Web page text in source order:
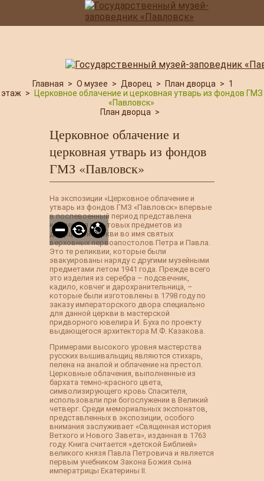
Главная > О музее > Дворец > План дворца > 1
этаж >
Церковное облачение и церковная утварь из фондов ГМЗ
«Павловск»
План дворца >
Церковное облачение и
церковная утварь из фондов
ГМЗ «Павловск»
На экспозиции «Церковное облачение и
утварь из фондов ГМЗ «Павловск» впервые
в послевоенный период представлена
коллекция культовых предметов из
дворцовой церкви во имя святых
верховных первоапостолов Петра и Павла.
Это те реликвии, которые были
эвакуированы наряду с другими музейными
предметами летом 1941 года. Прежде всего
это изделия из серебра – подсвечник,
кадило, ковчег и дарохранительница, –
которые были изготовлены в 1798 году по
заказу императорского двора специально
для данной церкви в мастерской
придворного ювелира И. Буха по проекту
выдающегося архитектора М.Ф. Казакова.
Примерами высокого уровня мастерства
русских вышивальщиц являются стихарь,
пелена на аналой и облачение на престол.
Церковные облачения, выполненные из
бархата темно-красного цвета,
символизирующего кровь Спасителя,
использовали при богослужении в Великий
четверг. Среди мемориальных экспонатов,
представленных в экспозиции, особого
внимания заслуживает «Священная история
Ветхого и Нового Завета», изданная в 1763
году. Книга считается «детской Библией»
великого князя Павла Петровича и является
первым учебником Закона Божия сына
императрицы Екатерины II.